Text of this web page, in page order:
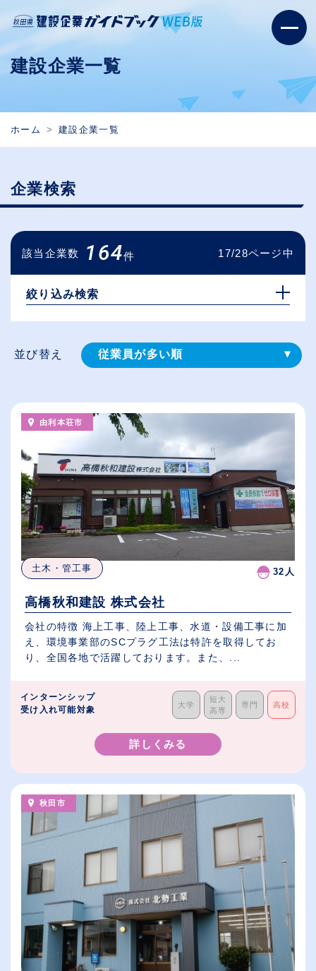
建設企業一覧
ホーム 建設企業一覧
企業検索
該当企業数 164件 17/28ページ中
絞り込み検索
並び替え 従業員が多い順
給与が高い順
（⾼卒の給与を基準）
休日数が多い順
由利本荘市
土木・管工事 32人
高橋秋和建設 株式会社
会社の特徴 海上工事、陸上工事、水道・設備工事に加
え、環境事業部のSCプラグ工法は特許を取得してお
り、全国各地で活躍しております。また、...
インターンシップ
受け入れ可能対象
大学
短大
高専
専門 高校
詳しくみる
秋田市